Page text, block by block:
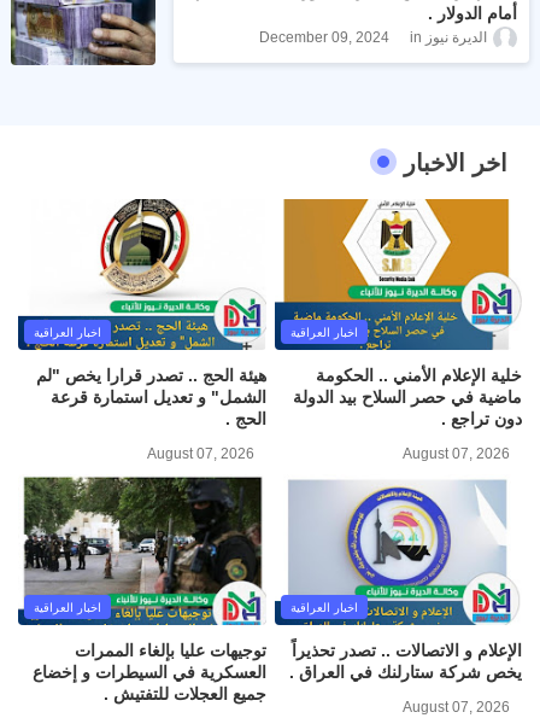
أمام الدولار .
الديرة نيوز December 09, 2024
اخر الاخبار
اخبار العراقية
خلية الإعلام الأمني .. الحكومة
ماضية في حصر السلاح بيد الدولة
دون تراجع .
August 07, 2026
اخبار العراقية
هيئة الحج .. تصدر قرارا يخص "لم
الشمل" و تعديل استمارة قرعة
الحج .
August 07, 2026
اخبار العراقية
الإعلام و الاتصالات .. تصدر تحذيراً
يخص شركة ستارلنك في العراق .
August 07, 2026
اخبار العراقية
توجيهات عليا بإلغاء الممرات
العسكرية في السيطرات و إخضاع
جميع العجلات للتفتيش .